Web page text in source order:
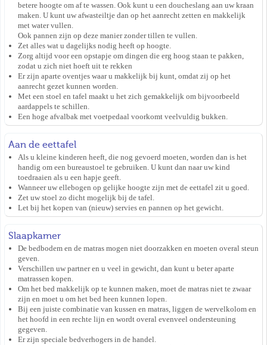
betere hoogte om af te wassen. Ook kunt u een doucheslang aan uw kraan
maken. U kunt uw afwasteiltje dan op het aanrecht zetten en makkelijk
met water vullen.
Ook pannen zijn op deze manier zonder tillen te vullen.
Zet alles wat u dagelijks nodig heeft op hoogte.
Zorg altijd voor een opstapje om dingen die erg hoog staan te pakken,
zodat u zich niet hoeft uit te rekken
Er zijn aparte oventjes waar u makkelijk bij kunt, omdat zij op het
aanrecht gezet kunnen worden.
Met een stoel en tafel maakt u het zich gemakkelijk om bijvoorbeeld
aardappels te schillen.
Een hoge afvalbak met voetpedaal voorkomt veelvuldig bukken.
Aan de eettafel
Als u kleine kinderen heeft, die nog gevoerd moeten, worden dan is het
handig om een bureaustoel te gebruiken. U kunt dan naar uw kind
toedraaien als u een hapje geeft.
Wanneer uw ellebogen op gelijke hoogte zijn met de eettafel zit u goed.
Zet uw stoel zo dicht mogelijk bij de tafel.
Let bij het kopen van (nieuw) servies en pannen op het gewicht.
Slaapkamer
De bedbodem en de matras mogen niet doorzakken en moeten overal steun
geven.
Verschillen uw partner en u veel in gewicht, dan kunt u beter aparte
matrassen kopen.
Om het bed makkelijk op te kunnen maken, moet de matras niet te zwaar
zijn en moet u om het bed heen kunnen lopen.
Bij een juiste combinatie van kussen en matras, liggen de wervelkolom en
het hoofd in een rechte lijn en wordt overal evenveel ondersteuning
gegeven.
Er zijn speciale bedverhogers in de handel.